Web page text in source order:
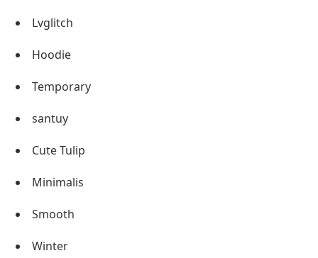
Lvglitch
Hoodie
Temporary
santuy
Cute Tulip
Minimalis
Smooth
Winter